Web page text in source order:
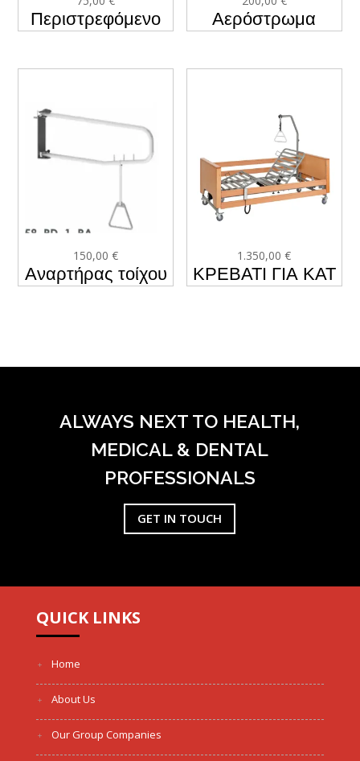
Περιστρεφόμενο
Αερόστρωμα
Αναρτήρας τοίχου
150,00€
ΚΡΕΒΑΤΙ ΓΙΑ ΚΑΤ
1.350,00€
ALWAYS NEXT TO HEALTH,
MEDICAL & DENTAL
PROFESSIONALS
GET IN TOUCH
QUICK LINKS
Home
About Us
Our Group Companies